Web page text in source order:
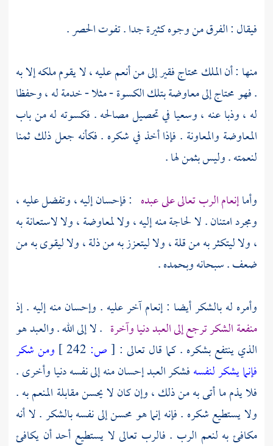
فيقال : الفرق من وجوه كثيرة جدا . تفوت الحصر .
منها : أن الملك محتاج فقير إلى من أنعم عليه ، لا يقوم ملكه إلا به
. فهو محتاج إلى معاوضة بتلك الكسوة - مثلا - خدمة له ، وحفظا
له ، وذبا عنه ، وسعيا في تحصيل مصالحه . فكسوته له من باب
المعاوضة والمعاونة . فإذا أخذ في شكره . فكأنه جعل ذلك ثمنا
لنعمته . وليس بثمن لها .
وأماإنعام الرب تعالى على عبده : فإحسان إليه ، وتفضل عليه ،
ومجرد امتنان . لا لحاجة منه إليه ، ولا لمعاوضة ، ولا لاستعانة به
، ولا ليتكثر به من قلة ، ولا ليتعزز به من ذلة ، ولا ليقوى به من
ضعف . سبحانه وبحمده .
وأمره له بالشكر أيضا : إنعام آخر عليه . وإحسان منه إليه . إذ
منفعة الشكر ترجع إلى العبد دنيا وآخرة . لا إلى الله . والعبد هو
الذي ينتفع بشكره . كما قال تعالى : [ص:
ومن شكر
فإنما يشكر لنفسهفشكر العبد إحسان منه إلى نفسه دنيا وأخرى .
فلا يذم ما أتى به من ذلك ، وإن كان لا يحسن مقابلة المنعم به .
ولا يستطيع شكره . فإنه إنما هو محسن إلى نفسه بالشكر . لا أنه
مكافئ به لنعم الرب . فالرب تعالى لا يستطيع أحد أن يكافئ